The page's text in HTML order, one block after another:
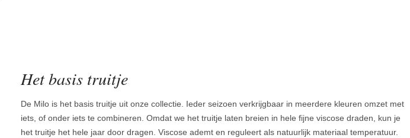
Het basis truitje
De Milo is het basis truitje uit onze collectie. Ieder seizoen verkrijgbaar in meerdere kleuren omzet met
iets, of onder iets te combineren. Omdat we het truitje laten breien in hele fijne viscose draden, kun je
het truitje het hele jaar door dragen. Viscose ademt en reguleert als natuurlijk materiaal temperatuur.